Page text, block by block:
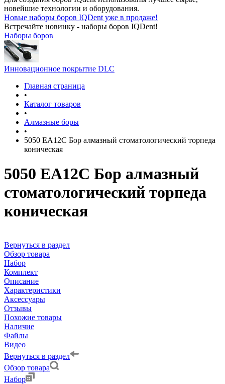
новейшие технологии и оборудования.
Новые наборы боров IQDent уже в продаже!
Встречайте новинку - наборы боров IQDent!
Наборы боров
Инновационное покрытие DLC
Главная страница
•
Каталог товаров
•
Алмазные боры
•
5050 EA12C Бор алмазный стоматологический торпеда
коническая
5050 EA12C Бор алмазный
стоматологический торпеда
коническая
Вернуться в раздел
Обзор товара
Набор
Комплект
Описание
Характеристики
Аксессуары
Отзывы
Похожие товары
Наличие
Файлы
Видео
Вернуться в раздел
Обзор товара
Набор